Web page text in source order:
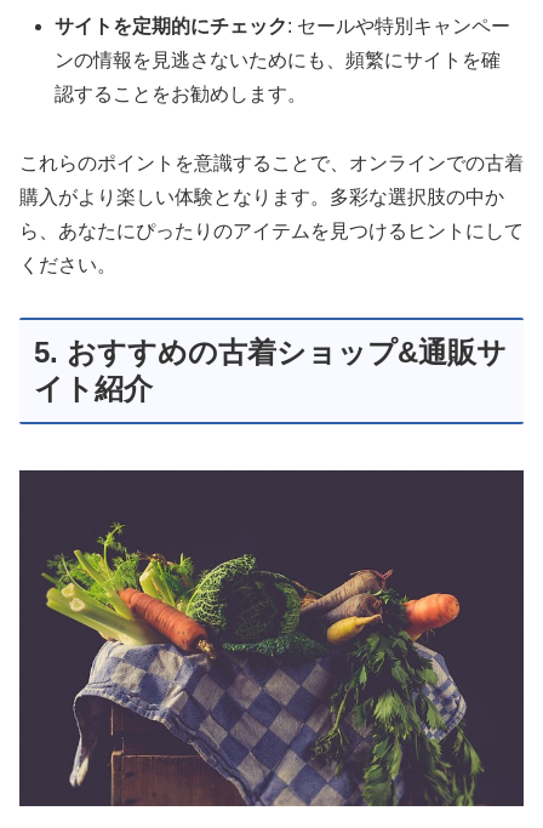
サイトを定期的にチェック: セールや特別キャンペー
ンの情報を見逃さないためにも、頻繁にサイトを確
認することをお勧めします。
これらのポイントを意識することで、オンラインでの古着
購入がより楽しい体験となります。多彩な選択肢の中か
ら、あなたにぴったりのアイテムを見つけるヒントにして
ください。
5. おすすめの古着ショップ&通販サ
イト紹介